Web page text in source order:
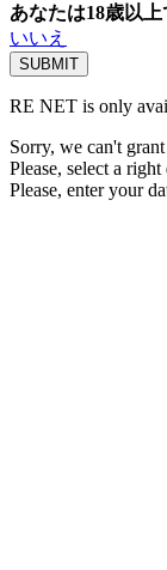
あなたは18歳以上
いいえ
RE NET is only
Sorry, we can't
Please, select a
Please, enter your